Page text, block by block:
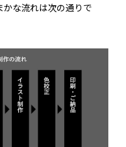
な流れは次の通りで